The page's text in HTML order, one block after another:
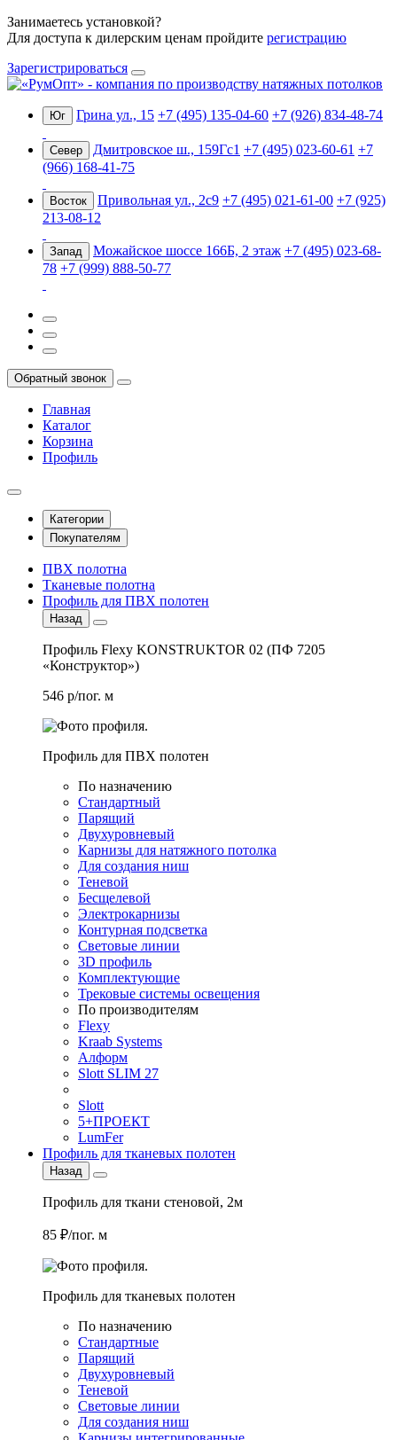
Занимаетесь установкой?
Для доступа к дилерским ценам пройдите регистрацию
Зарегистрироваться
Юг Грина ул., 15 +7 (495) 135-04-60 +7 (926) 834-48-74
Север Дмитровское ш., 159Гс1 +7 (495) 023-60-61 +7
(966) 168-41-75
Восток Привольная ул., 2с9 +7 (495) 021-61-00 +7 (925)
213-08-12
Запад Можайское шоссе 166Б, 2 этаж +7 (495) 023-68-
78 +7 (999) 888-50-77
Обратный звонок
Главная
Каталог
Корзина
Профиль
Категории
Покупателям
ПВХ полотна
Тканевые полотна
Профиль для ПВХ полотен
Назад
Профиль Flexy KONSTRUKTOR 02 (ПФ 7205
«Конструктор»)
546 р/пог. м
Профиль для ПВХ полотен
По назначению
Стандартный
Парящий
Двухуровневый
Карнизы для натяжного потолка
Для создания ниш
Теневой
Бесщелевой
Электрокарнизы
Контурная подсветка
Световые линии
3D профиль
Комплектующие
Трековые системы освещения
По производителям
Flexy
Kraab Systems
Алформ
Slott SLIM 27
Slott
5+ПРОЕКТ
LumFer
Профиль для тканевых полотен
Назад
Профиль для ткани стеновой, 2м
85 ₽/пог. м
Профиль для тканевых полотен
По назначению
Стандартные
Парящий
Двухуровневый
Теневой
Световые линии
Для создания ниш